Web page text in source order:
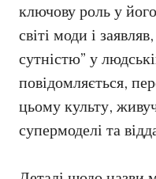
ключову роль у
світі моди і
сутністю” у
повідомляється,
цьому культу,
супермоделі та